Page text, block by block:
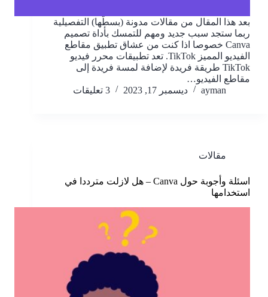
بعد هذا المقال من مقالات مدونة (بسطّها) التفصيلية
ربما ستجد سبب جديد ومهم للتمسك بأداة تصميم
Canva خصوصا اذا كنت من عشاق تطبيق مقاطع
الفيديو المميز TikTok. تعد تطبيقات محرر فيديو
TikTok طريقة فريدة لإضافة لمسة فريدة إلى
مقاطع الفيديو…
ayman
ديسمبر 17, 2023 3 تعليقات
مقالات
اسئلة وأجوبة حول Canva – هل لازلت مترددا في
استخدامها